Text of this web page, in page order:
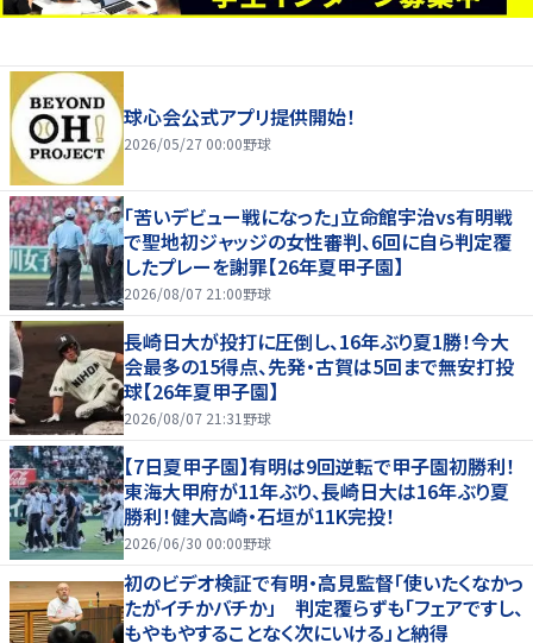
球心会公式アプリ提供開始！
2026/05/27 00:00野球
｢苦いデビュー戦になった｣立命館宇治vs有明戦
で聖地初ジャッジの女性審判、6回に自ら判定覆
したプレーを謝罪【26年夏甲子園】
2026/08/07 21:00野球
長崎日大が投打に圧倒し、16年ぶり夏1勝！今大
会最多の15得点、先発・古賀は5回まで無安打投
球【26年夏甲子園】
2026/08/07 21:31 野球
【7日夏甲子園】有明は9回逆転で甲子園初勝利！
東海大甲府が11年ぶり、長崎日大は16年ぶり夏
勝利！健大高崎・石垣が11K完投！
2026/06/30 00:00野球
初のビデオ検証で有明・高見監督「使いたくなかっ
たがイチかバチか」 判定覆らずも「フェアですし、
もやもやすることなく次にいける」と納得